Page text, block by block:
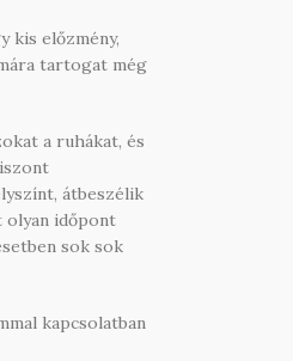
kis előzmény,
tartogat még
a ruhákat, és
átbeszélik
olyan időpont
sok sok
kapcsolatban